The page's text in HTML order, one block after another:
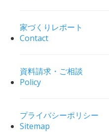
家づくりレポート
Contact
資料請求・ご相談
Policy
プライバシーポリシー
Sitemap